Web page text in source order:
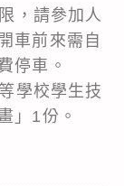
，請參加人
車前來需自
停車。
學校學生技
」1份。